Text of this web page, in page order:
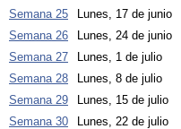
Semana 25
Lunes, 17 de junio
Semana 26
Lunes, 24 de junio
Semana 27
Lunes, 1 de julio
Semana 28
Lunes, 8 de julio
Semana 29
Lunes, 15 de julio
Semana 30
Lunes, 22 de julio